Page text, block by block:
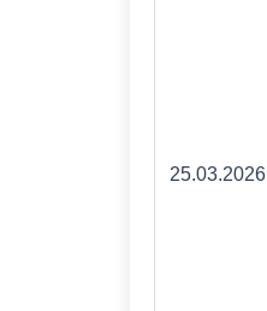
25.03.2026